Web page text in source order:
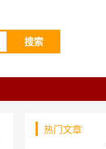
搜索
热门文章